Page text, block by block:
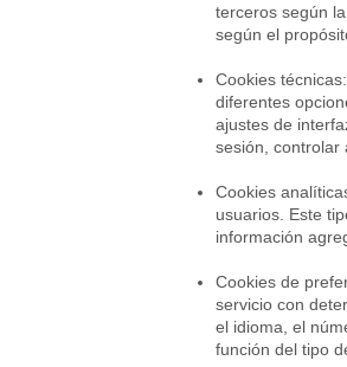
terceros según
según el
Cookies
diferentes
ajustes de
sesión, controlar
Cookies
usuarios. Este
información
Cookies de
servicio con
el idioma, el
función del tipo